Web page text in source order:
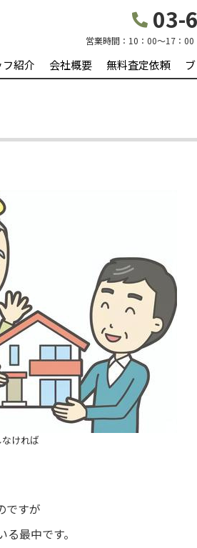
03-
営業時間： 10：00～17：00
フ紹介 会社概要 無料査定依頼
ければ
ですが
最中です。